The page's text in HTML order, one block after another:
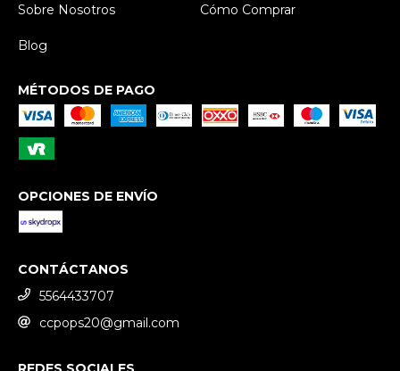
Sobre Nosotros Cómo Comprar
Blog
MÉTODOS DE PAGO
OPCIONES DE ENVÍO
CONTÁCTANOS
5564433707
ccpops20@gmail.com